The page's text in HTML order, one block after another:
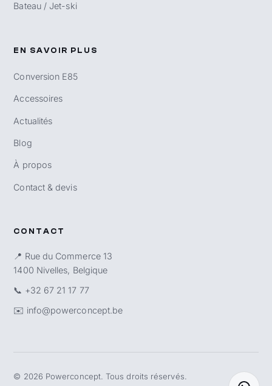
Bateau / Jet-ski
EN SAVOIR PLUS
Conversion E85
Accessoires
Actualités
Blog
À propos
Contact & devis
CONTACT
📍 Rue du Commerce 13
1400 Nivelles, Belgique
📞 +32 67 21 17 77
✉️ info@powerconcept.be
© 2026 Powerconcept. Tous droits réservés.